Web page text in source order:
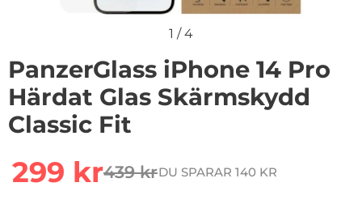
1 /4
PanzerGlass iPhone 14 Pro
Härdat Glas Skärmskydd
Classic Fit
rea pris
299 krtidigare pris
439 krDU SPARAR 140 KR